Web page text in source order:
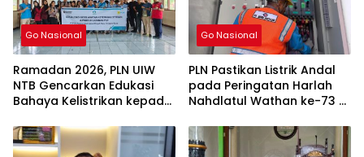
Go Nasional
Ramadan 2026, PLN UIW
NTB Gencarkan Edukasi
Bahaya Kelistrikan kepada
Go Nasional
PLN Pastikan Listrik Andal
pada Peringatan Harlah
Nahdlatul Wathan ke-73 di